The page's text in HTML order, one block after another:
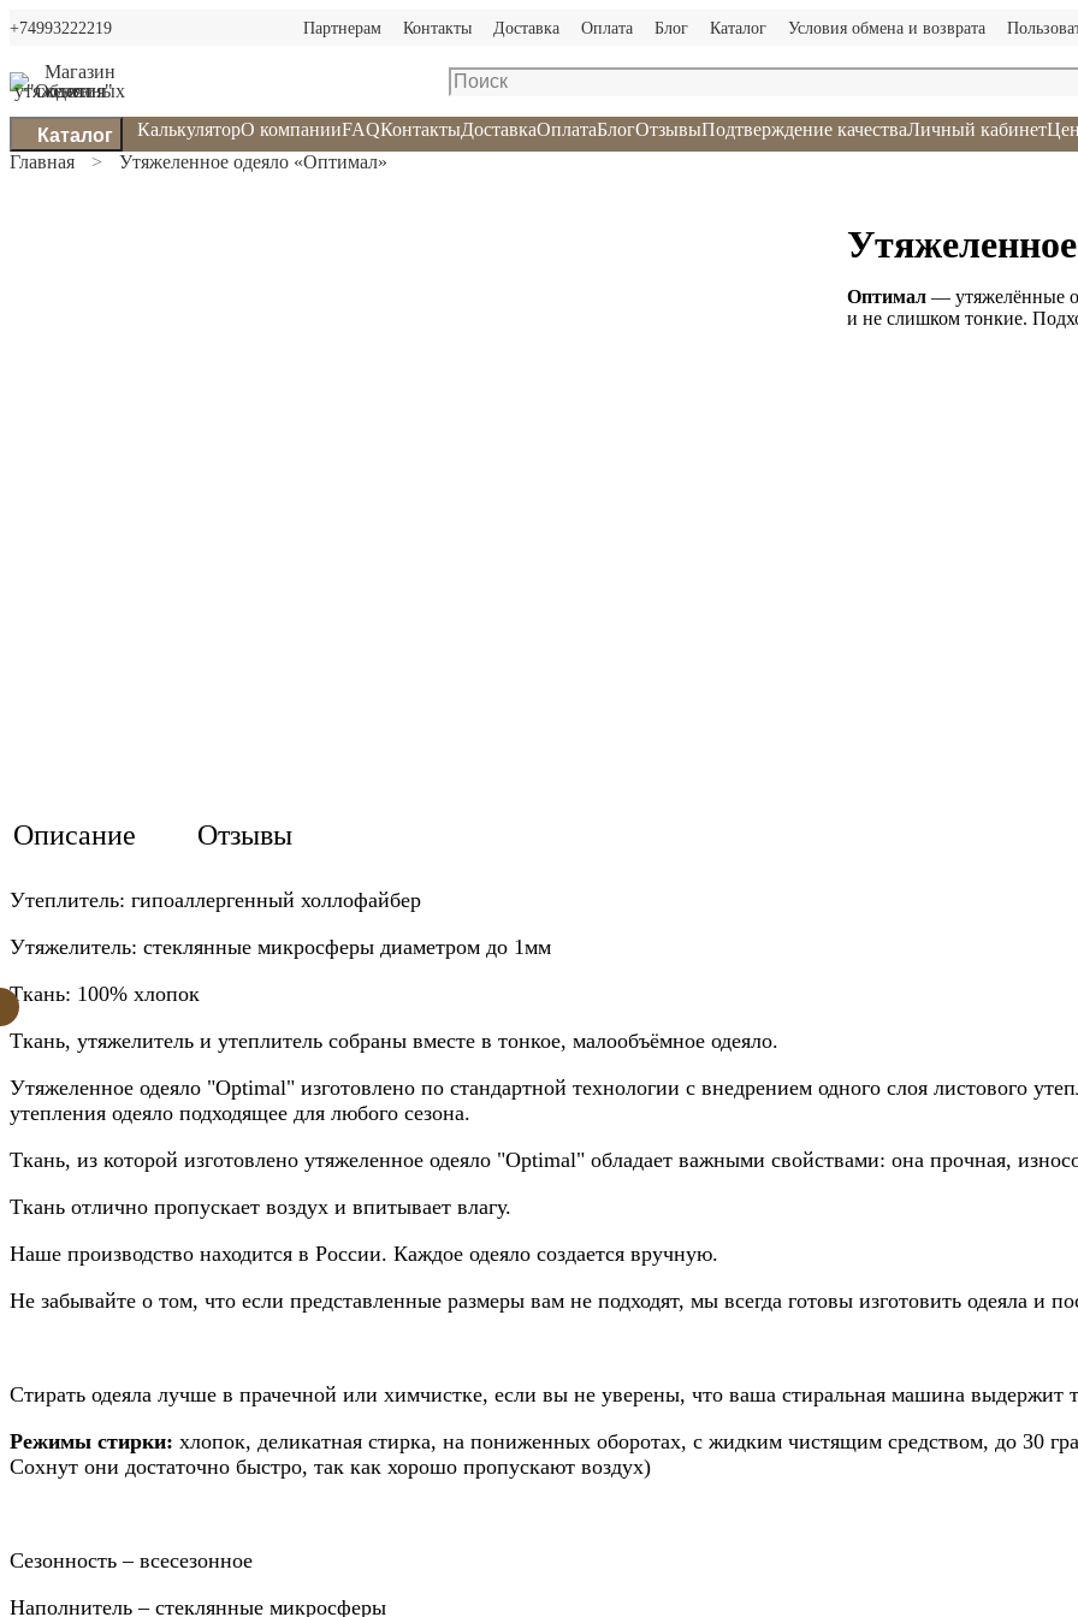
Партнерам Контакты Доставка Оплата Блог Каталог Условия обмена и возврата
+74993222219
Каталог КалькуляторО компанииFAQКонтактыДоставкаОплатаБлогОтзывыПодтверждение качестваЛичный кабинет
Главная
Утяжеленное одеяло «Оптимал»
Оптимал — утяжелённые
и не слишком тонкие.
Описание Отзывы
Утеплитель: гипоаллергенный холлофайбер
Утяжелитель: стеклянные микросферы диаметром до 1мм
Ткань: 100% хлопок
Ткань, утяжелитель и утеплитель собраны вместе в тонкое, малообъёмное одеяло.
Утяжеленное одеяло "Optimal" изготовлено по стандартной технологии с внедрением одного слоя листового
утепления одеяло подходящее для любого сезона.
Ткань, из которой изготовлено утяжеленное одеяло "Optimal" обладает важными свойствами: она прочная,
Ткань отлично пропускает воздух и впитывает влагу.
Наше производство находится в России. Каждое одеяло создается вручную.
Не забывайте о том, что если представленные размеры вам не подходят, мы всегда готовы изготовить одеяла и
Стирать одеяла лучше в прачечной или химчистке, если вы не уверены, что ваша стиральная машина выдержит
Режимы стирки: хлопок, деликатная стирка, на пониженных оборотах, с жидким чистящим средством, до 30
Сохнут они достаточно быстро, так как хорошо пропускают воздух)
Сезонность – всесезонное
Наполнитель – стеклянные микросферы